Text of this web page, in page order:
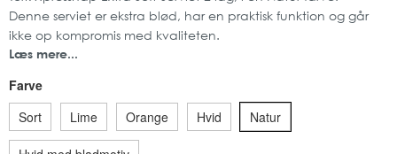
Denne serviet er ekstra blød, har en praktisk funktion og går
ikke op kompromis med kvaliteten.
Perfekt til bl.a. restauranter, kantiner og cafeterier, hvor der er
Opnå den bedste brugeroplevelse og benyt Xpressnap Soft
Serviet med N4 dispensere fra Tork. Dette er både et smart,
praktisk og et af de mest anvendte serviet systemer.
Læs mere...
Farve
Sort
Lime Orange Hvid Natur